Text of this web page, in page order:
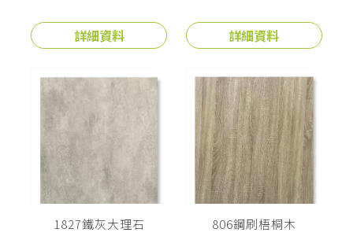
詳細資料 詳細資料
1827鐵灰大理石 806鋼刷梧桐木